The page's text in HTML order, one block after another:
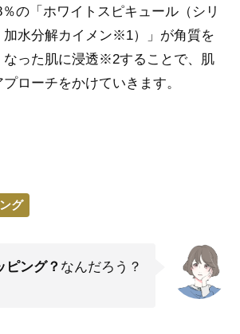
の「ホワイトスピキュール（シリ
加水分解カイメン※1）」が角質を
なった肌に浸透※2することで、肌
ローチをかけていきます。
グ
ピング？ なんだろう？